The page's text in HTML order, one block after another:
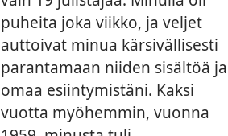
puheita joka viikko, ja veljet
auttoivat minua kärsivällisesti
parantamaan niiden sisältöä ja
omaa esiintymistäni. Kaksi
vuotta myöhemmin, vuonna